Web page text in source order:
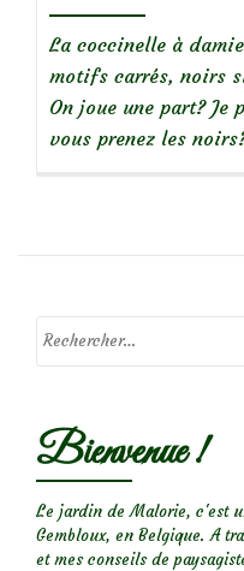
La coccinelle à
motifs carrés, noirs
On joue une part? Je
vous prenez les
Bienvenue !
Le jardin de Malorie, c'est
Gembloux, en Belgique. A
et mes conseils de